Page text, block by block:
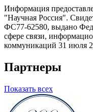
Информация
"Научная Россия".
ФС77-62580, выдано
сфере связи,
коммуникаций 31 июля
Партнеры
Показать всех